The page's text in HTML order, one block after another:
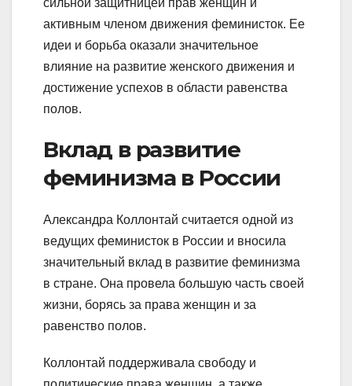
сильной защитницей прав женщин и
активным членом движения феминисток. Ее
идеи и борьба оказали значительное
влияние на развитие женского движения и
достижение успехов в области равенства
полов.
Вклад в развитие
феминизма в России
Александра Коллонтай считается одной из
ведущих феминисток в России и вносила
значительный вклад в развитие феминизма
в стране. Она провела большую часть своей
жизни, борясь за права женщин и за
равенство полов.
Коллонтай поддерживала свободу и